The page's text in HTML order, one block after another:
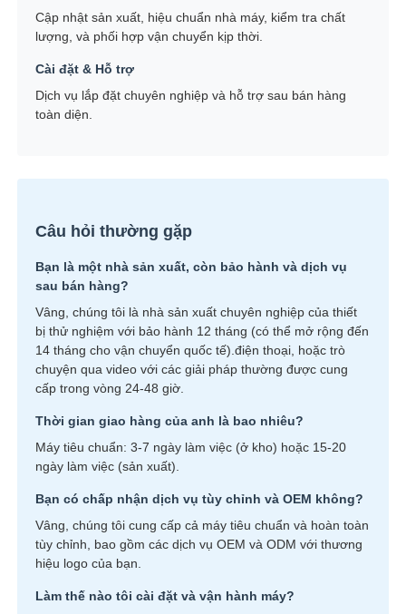
Cập nhật sản xuất, hiệu chuẩn nhà máy, kiểm tra chất
lượng, và phối hợp vận chuyển kịp thời.
Cài đặt & Hỗ trợ
Dịch vụ lắp đặt chuyên nghiệp và hỗ trợ sau bán hàng
toàn diện.
Câu hỏi thường gặp
Bạn là một nhà sản xuất, còn bảo hành và dịch vụ
sau bán hàng?
Vâng, chúng tôi là nhà sản xuất chuyên nghiệp của thiết
bị thử nghiệm với bảo hành 12 tháng (có thể mở rộng đến
14 tháng cho vận chuyển quốc tế).điện thoại, hoặc trò
chuyện qua video với các giải pháp thường được cung
cấp trong vòng 24-48 giờ.
Thời gian giao hàng của anh là bao nhiêu?
Máy tiêu chuẩn: 3-7 ngày làm việc (ở kho) hoặc 15-20
ngày làm việc (sản xuất).
Bạn có chấp nhận dịch vụ tùy chỉnh và OEM không?
Vâng, chúng tôi cung cấp cả máy tiêu chuẩn và hoàn toàn
tùy chỉnh, bao gồm các dịch vụ OEM và ODM với thương
hiệu logo của bạn.
Làm thế nào tôi cài đặt và vận hành máy?